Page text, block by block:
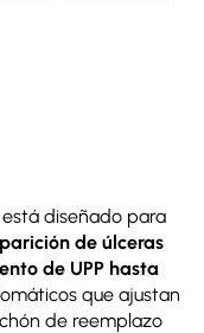
está diseñado para
de úlceras
de UPP hasta
que ajustan
de reemplazo